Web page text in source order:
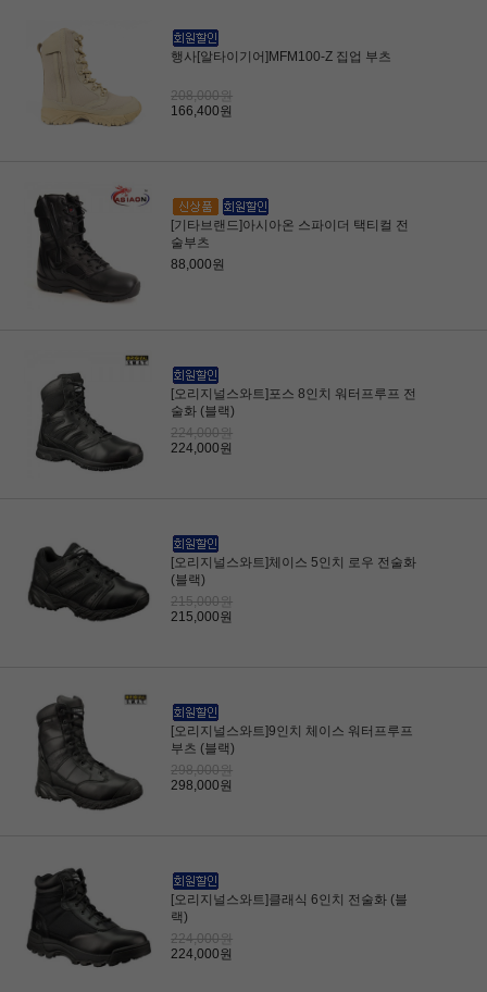
행사[알타이기어]MFM100-Z 집업 부츠
208,000원
166,400원
[기타브랜드]아시아온 스파이더 택티컬 전
술부츠
88,000원
[오리지널스와트]포스 8인치 워터프루프 전
술화 (블랙)
224,000원
224,000원
[오리지널스와트]체이스 5인치 로우 전술화
(블랙)
215,000원
215,000원
[오리지널스와트]9인치 체이스 워터프루프
부츠 (블랙)
298,000원
298,000원
[오리지널스와트]클래식 6인치 전술화 (블
랙)
224,000원
224,000원